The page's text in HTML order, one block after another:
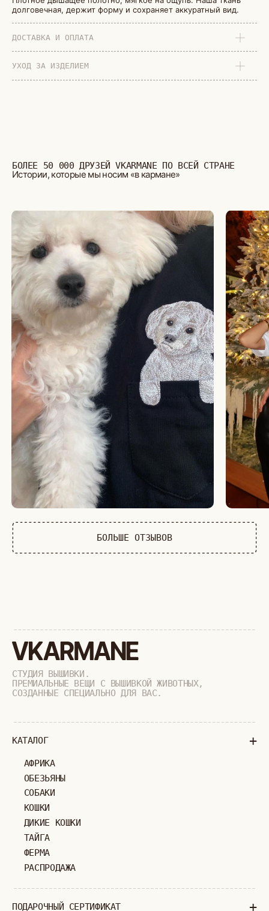
долговечная, держит форму и сохраняет аккуратный вид.
ДОСТАВКА И ОПЛАТА
УХОД ЗА ИЗДЕЛИЕМ
БОЛЬШЕ ОТЗЫВОВ
СТУДИЯ ВЫШИВКИ.
ПРЕМИАЛЬНЫЕ ВЕЩИ С ВЫШИВКОЙ ЖИВОТНЫХ,
СОЗДАННЫЕ СПЕЦИАЛЬНО ДЛЯ ВАС.
КАТАЛОГ
АФРИКА
ОБЕЗЬЯНЫ
СОБАКИ
КОШКИ
ДИКИЕ КОШКИ
+
О БРЕНДЕ
ПОКУПАТЕЛЯМ
КАК ЗАКАЗАТЬ
ДОСТАВКА И ОПЛАТА
ВОЗВРАТ И ОБМЕН
ВОПРОС-ОТВЕТ
LOOKBOOK
+7 (903) 253 22 53
Пн-Пт с 11:00 до 18:00
Попасть к нам в офис можно только
по предварительной записи
ПОЛИТИКА КОНФИДЕНЦИАЛЬНОСТИ
МОСКВА
ПАВЛОВСКАЯ, 18С2